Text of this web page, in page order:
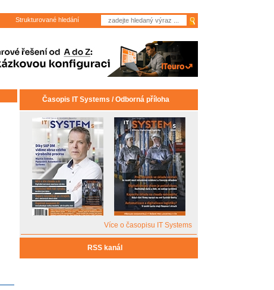
Strukturované hledání
Časopis IT Systems / Odborná příloha
Více o časopisu IT Systems
RSS kanál